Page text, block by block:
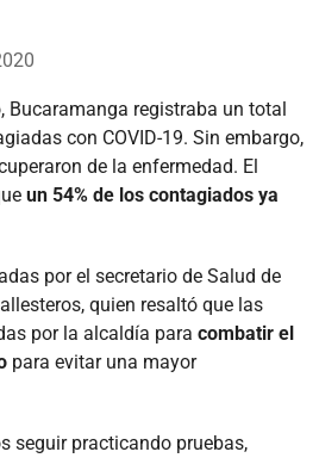
Bucaramanga registraba un total
con COVID-19. Sin embargo,
de la enfermedad. El
un 54% de los contagiados ya
por el secretario de Salud de
quien resaltó que las
por la alcaldía para combatir el
para evitar una mayor
seguir practicando pruebas,